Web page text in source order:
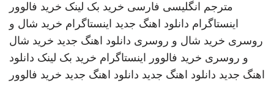
مترجم انگلیسی فارسی خرید بک لینک خرید فالوور
اینستاگرام دانلود اهنگ جدید اینستاگرام خرید شال و
روسری خرید شال و روسری دانلود اهنگ جدید خرید شال
و روسری خرید فالوور اینستاگرام خرید بک لینک دانلود
اهنگ جدید دانلود اهنگ جدید دانلود اهنگ جدید خرید فالوور